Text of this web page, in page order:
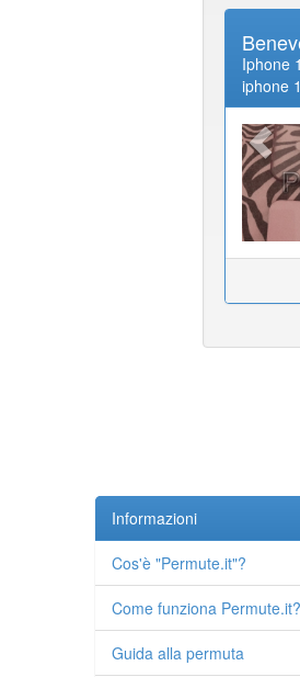
Iphone
iphone
Informazioni
Cos'è "Permute.it"?
Come funziona Permute.it?
Guida alla permuta